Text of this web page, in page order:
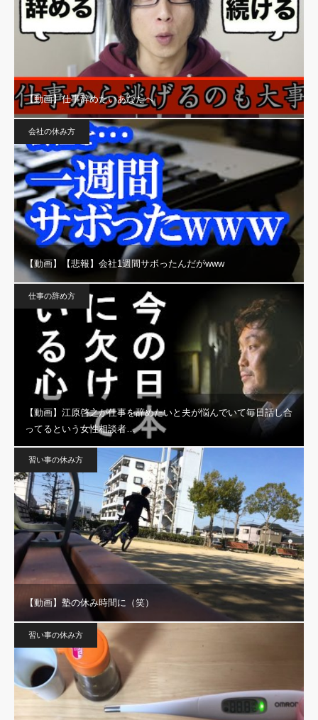
【動画】仕事辞めたいあなたへ
会社の休み方
【動画】【悲報】会社1週間サボったんだがwww
仕事の辞め方
【動画】江原啓之が仕事を辞めたいと夫が悩んでいて毎日話し合
ってるという女性相談者…
習い事の休み方
【動画】塾の休み時間に（笑）
習い事の休み方